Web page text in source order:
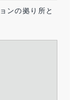
ンの拠り所と